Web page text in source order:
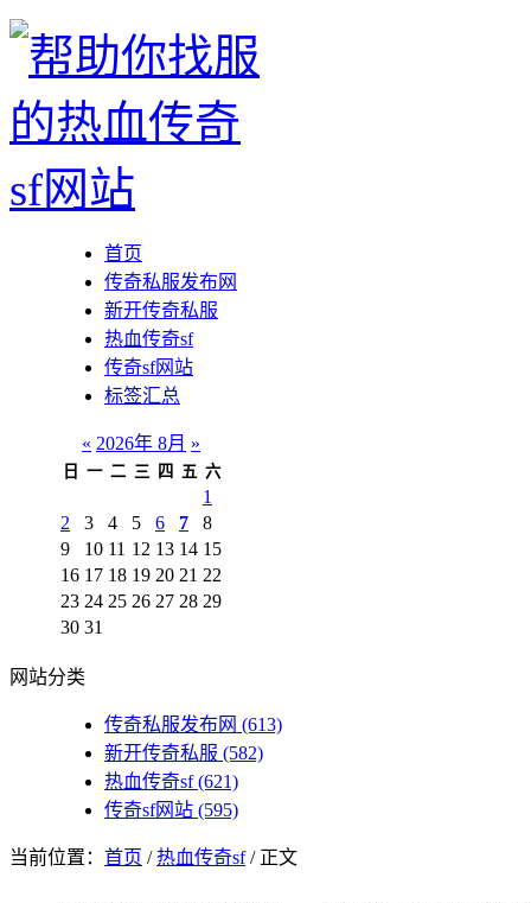
首页
传奇私服发布网
新开传奇私服
热血传奇sf
传奇sf网站
标签汇总
« 2026年 8月 »
日 一 二 三 四 五 六
1
2
3 4 5 6 7
8
9
10 11 12 13 14 15
16 17 18 19 20 21 22
23 24 25 26 27 28 29
30 31
网站分类
传奇私服发布网 (613)
新开传奇私服 (582)
热血传奇sf(621)
传奇sf网站 (595)
当前位置： 首页 /热血传奇sf/ 正文